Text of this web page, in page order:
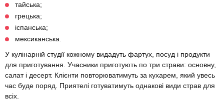
тайська;
грецька;
іспанська;
мексиканська.
У кулінарній студії кожному видадуть фартух, посуд і продукти
для приготування. Учасники приготують по три страви: основну,
салат і десерт. Клієнти повторюватимуть за кухарем, який увесь
час буде поряд. Приятелі готуватимуть однакові види страв для
всіх.